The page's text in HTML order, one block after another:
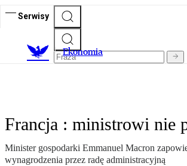
Serwisy
Ekonomia
Francja : ministrowi nie
Minister gospodarki Emmanuel Macron
wynagrodzenia przez radę administracyjną